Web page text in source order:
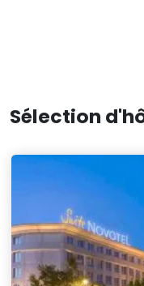
Sélection